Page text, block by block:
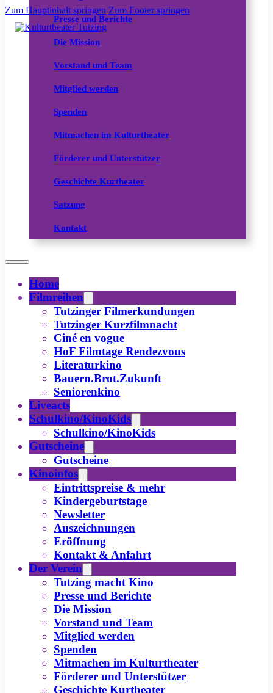
Zum Hauptinhalt springen Zum Footer springen
Presse und Berichte
Die Mission
Vorstand und Team
Mitglied werden
Spenden
Mitmachen im Kulturtheater
Förderer und Unterstützer
Geschichte Kurtheater
Satzung
Kontakt
Home
Filmreihen
Tutzinger Filmerkundungen
Tutzinger Kurzfilmnacht
Ciné en vogue
HoF Filmtage Rendezvous
Literaturkino
Bauern.Brot.Zukunft
Seniorenkino
Liveacts
Schulkino/KinoKids
Schulkino/KinoKids
Gutscheine
Gutscheine
Kinoinfos
Eintrittspreise & mehr
Kindergeburtstage
Newsletter
Auszeichnungen
Eröffnung
Kontakt & Anfahrt
Der Verein
Tutzing macht Kino
Presse und Berichte
Die Mission
Vorstand und Team
Mitglied werden
Spenden
Mitmachen im Kulturtheater
Förderer und Unterstützer
Geschichte Kurtheater